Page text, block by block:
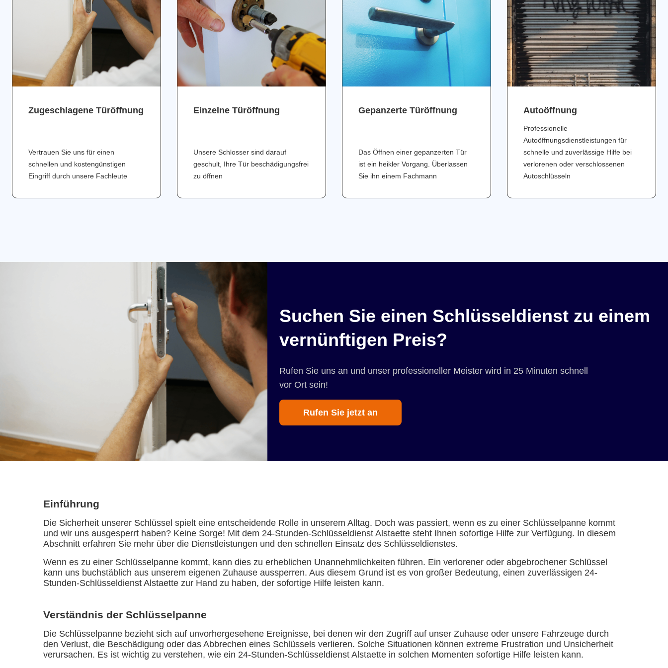
Zugeschlagene Türöffnung
Vertrauen Sie uns für einen
schnellen und kostengünstigen
Eingriff durch unsere Fachleute
Einzelne Türöffnung
Unsere Schlosser sind darauf
geschult, Ihre Tür beschädigungsfrei
zu öffnen
Gepanzerte Türöffnung
Das Öffnen einer gepanzerten Tür
ist ein heikler Vorgang. Überlassen
Sie ihn einem Fachmann
Аutoöffnung
Professionelle
Autoöffnungsdienstleistungen für
schnelle und zuverlässige Hilfe bei
verlorenen oder verschlossenen
Autoschlüsseln
Suchen Sie einen Schlüsseldienst zu einem
vernünftigen Preis?
Rufen Sie uns an und unser professioneller Meister wird in 25 Minuten schnell
vor Ort sein!
Rufen Sie jetzt an
Einführung
Die Sicherheit unserer Schlüssel spielt eine entscheidende Rolle in unserem Alltag. Doch was passiert, wenn es zu einer Schlüsselpanne kommt
und wir uns ausgesperrt haben? Keine Sorge! Mit dem 24-Stunden-Schlüsseldienst Alstaette steht Ihnen sofortige Hilfe zur Verfügung. In diesem
Abschnitt erfahren Sie mehr über die Dienstleistungen und den schnellen Einsatz des Schlüsseldienstes.
Wenn es zu einer Schlüsselpanne kommt, kann dies zu erheblichen Unannehmlichkeiten führen. Ein verlorener oder abgebrochener Schlüssel
kann uns buchstäblich aus unserem eigenen Zuhause aussperren. Aus diesem Grund ist es von großer Bedeutung, einen zuverlässigen 24-
Stunden-Schlüsseldienst Alstaette zur Hand zu haben, der sofortige Hilfe leisten kann.
Verständnis der Schlüsselpanne
Die Schlüsselpanne bezieht sich auf unvorhergesehene Ereignisse, bei denen wir den Zugriff auf unser Zuhause oder unsere Fahrzeuge durch
den Verlust, die Beschädigung oder das Abbrechen eines Schlüssels verlieren. Solche Situationen können extreme Frustration und Unsicherheit
verursachen. Es ist wichtig zu verstehen, wie ein 24-Stunden-Schlüsseldienst Alstaette in solchen Momenten sofortige Hilfe leisten kann.